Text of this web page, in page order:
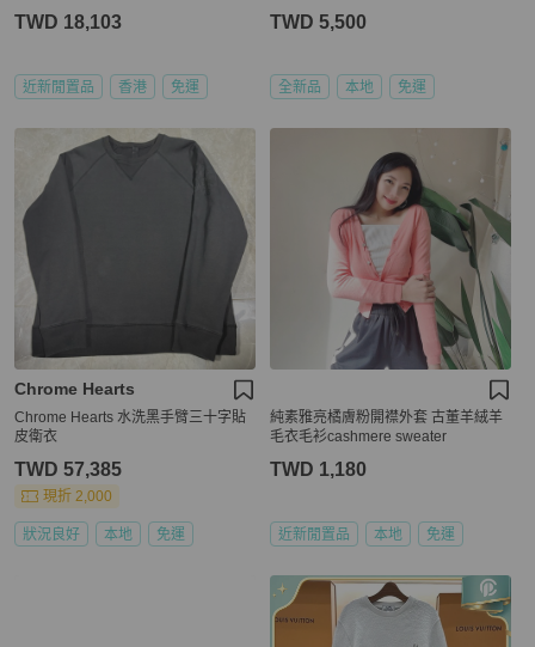
TWD 18,103
近新閒置品 香港 免運
TWD 5,500
全新品 本地 免運
Chrome Hearts
Chrome Hearts 水洗黑手臂三十字貼
皮衛衣
TWD 57,385
現折 2,000
狀況良好 本地 免運
純素雅亮橘膚粉開襟外套 古董羊絨羊
毛衣毛衫cashmere sweater
TWD 1,180
近新閒置品 本地 免運